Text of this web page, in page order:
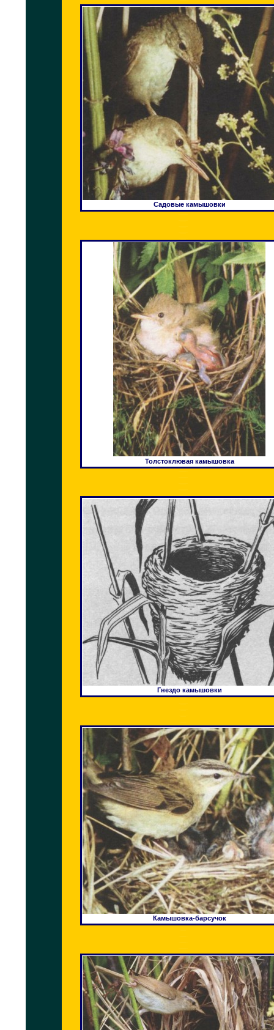
Садовые камышовки
Толстоклювая камышовка
Гнездо камышовки
Камышовка-барсучок